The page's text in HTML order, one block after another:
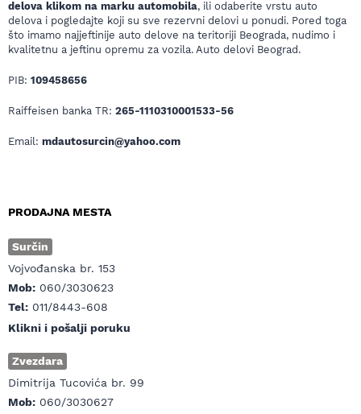
delova klikom na marku automobila, ili odaberite vrstu auto
delova i pogledajte koji su sve rezervni delovi u ponudi. Pored toga
što imamo najjeftinije auto delove na teritoriji Beograda, nudimo i
kvalitetnu a jeftinu opremu za vozila. Auto delovi Beograd.
PIB: 109458656
Raiffeisen banka TR: 265-1110310001533-56
Email: mdautosurcin@yahoo.com
PRODAJNA MESTA
Surčin
Vojvođanska br. 153
Mob: 060/3030623
Tel: 011/8443-608
Klikni i pošalji poruku
Zvezdara
Dimitrija Tucovića br. 99
Mob: 060/3030627